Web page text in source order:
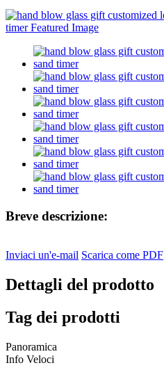
Breve descrizione:
Inviaci un'e-mail Scarica come PDF
Dettagli del prodotto
Tag dei prodotti
Panoramica
Info Veloci